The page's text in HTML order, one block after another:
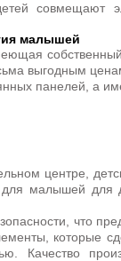
совмещают
малышей
собственный
выгодным
панелей, а
центре,
для малышей для
что
которые
Качество